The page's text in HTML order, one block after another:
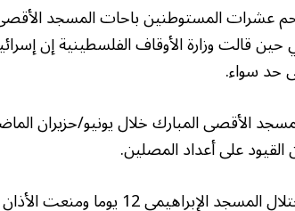
عشرات المستوطنين باحات المسجد
حين قالت وزارة الأوقاف الفلسطينية إن
حد سواء.
إغلاقا كاملا للمسجد الأقصى المبارك خلال يونيو/
على أعداد المصلين.